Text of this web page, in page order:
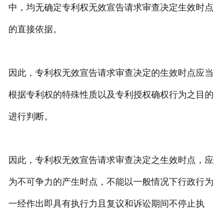
中，均无确定专利权无效宣告请求审查决定生效时点
的直接依据。
因此，专利权无效宣告请求审查决定的生效时点应当
根据专利权的特殊性质以及专利授权确权行为之目的
进行判断。
因此，专利权无效宣告请求审查决定之生效时点，应
为不可争力的产生时点，不能以一般情况下行政行为
一经作出即具有执行力且复议和诉讼期间不停止执